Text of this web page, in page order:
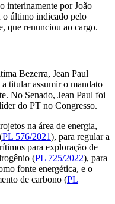
interinamente por João
o último indicado pelo
que renunciou ao cargo.
Bezerra, Jean Paul
titular assumir o mandato
No Senado, Jean Paul foi
do PT no Congresso.
na área de energia,
PL 576/2021), para regular a
para exploração de
(PL 725/2022), para
fonte energética, e o
de carbono (PL